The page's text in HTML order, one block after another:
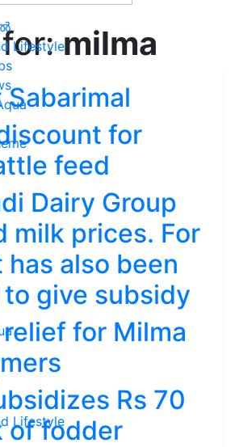
Lifestyle
Lifestyle
for:milma
Sabarimal
for
feed
Dairy Group
milk prices. For
also been
give subsidy
for Milma
Rs 70
of fodder